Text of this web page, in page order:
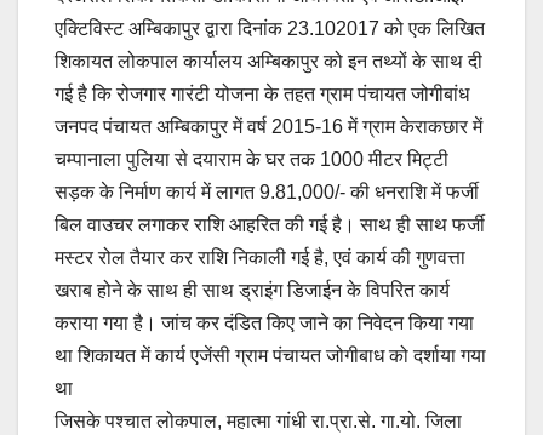
एक्टिविस्ट अम्बिकापुर द्वारा दिनांक 23.102017 को एक लिखित
शिकायत लोकपाल कार्यालय अम्बिकापुर को इन तथ्यों के साथ दी
गई है कि रोजगार गारंटी योजना के तहत ग्राम पंचायत जोगीबांध
जनपद पंचायत अम्बिकापुर में वर्ष 2015-16 में ग्राम केराकछार में
चम्पानाला पुलिया से दयाराम के घर तक 1000 मीटर मिट्टी
सड़क के निर्माण कार्य में लागत 9.81,000/- की धनराशि में फर्जी
बिल वाउचर लगाकर राशि आहरित की गई है। साथ ही साथ फर्जी
मस्टर रोल तैयार कर राशि निकाली गई है, एवं कार्य की गुणवत्ता
खराब होने के साथ ही साथ ड्राइंग डिजाईन के विपरित कार्य
कराया गया है। जांच कर दंडित किए जाने का निवेदन किया गया
था शिकायत में कार्य एजेंसी ग्राम पंचायत जोगीबाध को दर्शाया गया
था
जिसके पश्चात लोकपाल, महात्मा गांधी रा.प्रा.से. गा.यो. जिला